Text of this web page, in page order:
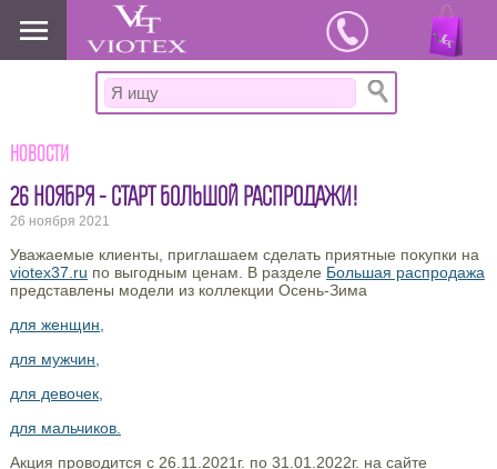
www.viotex37.ru
Новости
26 НОЯБРЯ - СТАРТ БОЛЬШОЙ РАСПРОДАЖИ!
26 ноября 2021
Уважаемые клиенты, приглашаем сделать приятные покупки на
viotex37.ru по выгодным ценам. В разделе Большая распродажа
представлены модели из коллекции Осень-Зима
для женщин,
для мужчин,
для девочек,
для мальчиков.
Акция проводится с 26.11.2021г. по 31.01.2022г. на сайте